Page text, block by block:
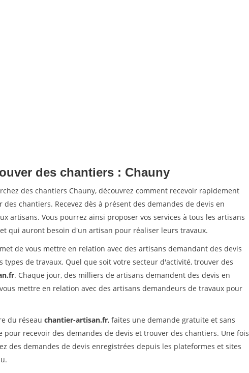
des chantiers : Chauny
des chantiers Chauny, découvrez comment recevoir rapidement
chantiers. Recevez dès à présent des demandes de devis en
artisans. Vous pourrez ainsi proposer vos services à tous les artisans
qui auront besoin d'un artisan pour réaliser leurs travaux.
de vous mettre en relation avec des artisans demandant des devis
types de travaux. Quel que soit votre secteur d'activité, trouver des
. Chaque jour, des milliers de artisans demandent des devis en
mettre en relation avec des artisans demandeurs de travaux pour
du réseau chantier-artisan.fr, faites une demande gratuite et sans
recevoir des demandes de devis et trouver des chantiers. Une fois
des demandes de devis enregistrées depuis les plateformes et sites